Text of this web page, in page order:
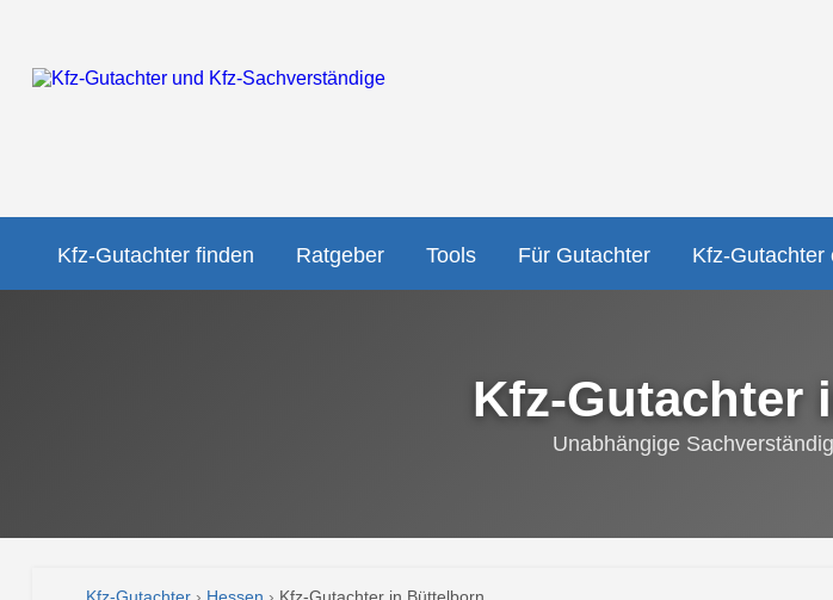
Kfz-Gutachter finden Ratgeber Tools Für Gutachter Kfz-Gutachter
Kfz-Gutachter
Unabhängige